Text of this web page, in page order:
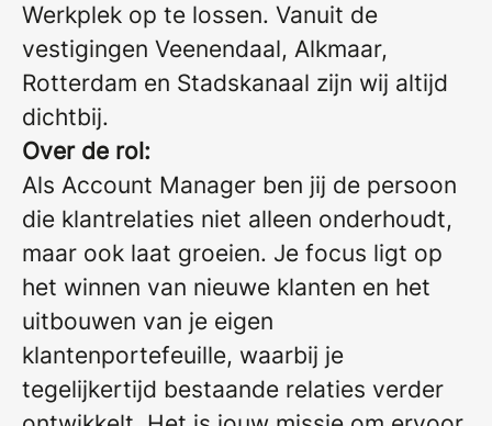
Werkplek op te lossen. Vanuit de
vestigingen Veenendaal, Alkmaar,
Rotterdam en Stadskanaal zijn wij altijd
dichtbij.
Over de rol:
Als Account Manager ben jij de persoon
die klantrelaties niet alleen onderhoudt,
maar ook laat groeien. Je focus ligt op
het winnen van nieuwe klanten en het
uitbouwen van je eigen
klantenportefeuille, waarbij je
tegelijkertijd bestaande relaties verder